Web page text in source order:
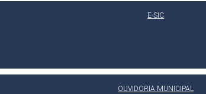
E-SIC
OUVIDORIA MUNICIPAL